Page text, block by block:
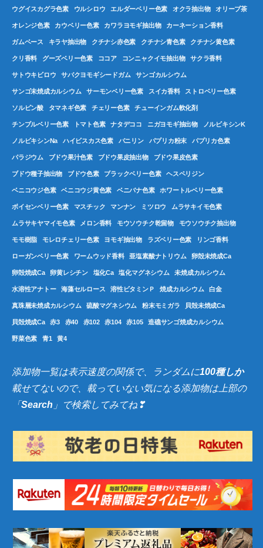
ウグイスカグラ色素 ウルシロウ エルダーベリー色素 オクラ抽出物 オリーブ茶
オレンジ色素 カウベリー色素 カワラヨモギ抽出物 カーネーション香料
ガムベース キラヤ抽出物 クチナシ赤色素 クチナシ青色素 クチナシ黄色素
クリ香料 グーズベリー色素 ココア コンニャクイモ抽出物 サクラ香料
サトウキビロウ サバクヨモギシードガム サンゴカルシウム
サンゴ未焼成カルシウム サーモンベリー色素 スイカ香料 ストロベリー色素
ソルビン酸 タマネギ色素 チェリー色素 チューインガム軟化剤
チンブルベリー色素 トマト色素 ナタデココ ニガヨモギ抽出物 ノルビキシンK
ノルビキシンNa ハイビスカス色素 バニリン パプリカ粉末 パプリカ色素
パラジウム ブドウ果汁色素 ブドウ果皮抽出物 ブドウ果皮色素
ブドウ種子抽出物 ブドウ色素 ブラックベリー色素 ヘスペリジン
ベニコウジ色素 ベニコウジ黄色素 ベニバナ色素 ホワートルベリー色素
ボイセンベリー色素 マスチック マンナン ミツロウ ムラサキイモ色素
ムラサキヤマイモ色素 メロン香料 モウソウチク乾留物 モウソウチク抽出物
モモ樹脂 モレロチェリー色素 ヨモギ抽出物 ラズベリー色素 リンゴ香料
ローガンベリー色素 ワームウッド香料 亜塩素酸ナトリウム 卵殻未焼成Ca
卵殻焼成Ca 卵黄レシチン 塩化Ca 塩化マグネシウム 未焼成カルシウム
水溶性アナトー 海藻セルロース 溶性ビタミンＰ 焼成カルシウム 白金
真珠層未焼成カルシウム 硫酸マグネシウム 粉末モミガラ 貝殻未焼成Ca
貝殻焼成Ca 赤3 赤40 赤102 赤104 赤105 造礁サンゴ焼成カルシウム
野菜色素 青1 黄4
添加物一覧は表示速度の関係で、ランダムに100種しか
載せてないので、載っていない気になる添加物は上部の
「Search 」で検索してみてね❣